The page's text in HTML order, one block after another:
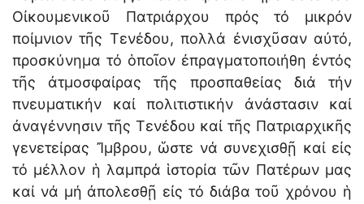
Οἰκουμενικοῦ Πατριάρχου πρός τό μικρόν
ποίμνιον τῆς Τενέδου, πολλά ἐνισχῦσαν αὐτό,
προσκύνημα τό ὁποῖον ἐπραγματοποιήθη ἐντός
τῆς ἀτμοσφαίρας τῆς προσπαθείας διά τήν
πνευματικήν καί πολιτιστικήν ἀνάστασιν καί
ἀναγέννησιν τῆς Τενέδου καί τῆς Πατριαρχικῆς
γενετείρας Ἴμβρου, ὥστε νά συνεχισθῇ καί εἰς
τό μέλλον ἡ λαμπρά ἱστορία τῶν Πατέρων μας
καί νά μή ἀπολεσθῇ εἰς τό διάβα τοῦ χρόνου ἡ